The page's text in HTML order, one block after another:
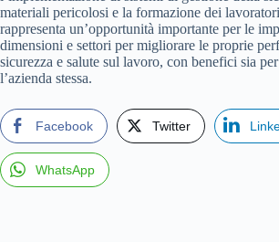
materiali pericolosi e la formazione dei
rappresenta un’opportunità importante per le
dimensioni e settori per migliorare le proprie
sicurezza e salute sul lavoro, con benefici sia
l’azienda stessa.
Facebook Twitter
WhatsApp